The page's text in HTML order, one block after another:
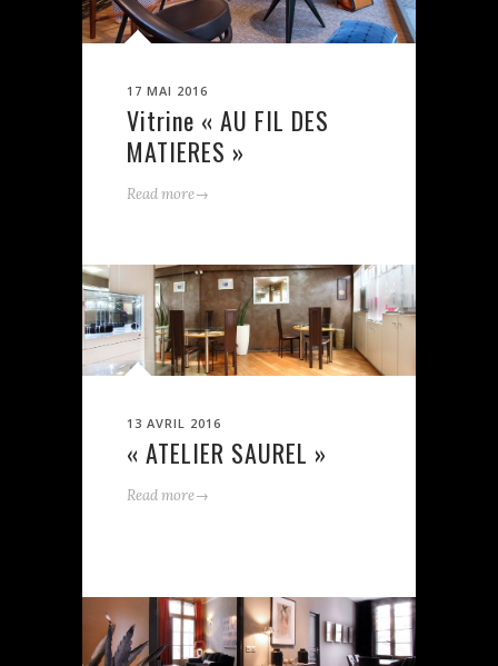
17 MAI 2016
Vitrine « AU FIL DES
MATIERES »
Read more→
13 AVRIL 2016
« ATELIER SAUREL »
Read more→